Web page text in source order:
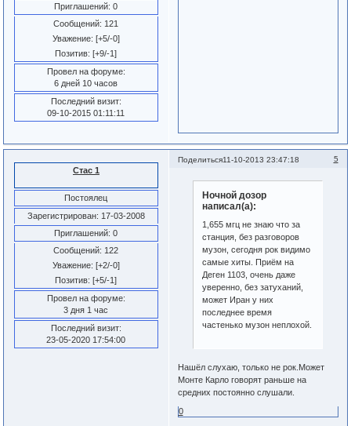
Приглашений: 0
Сообщений: 121
Уважение: [+5/-0]
Позитив: [+9/-1]
Провел на форуме:
6 дней 10 часов
Последний визит:
09-10-2015 01:11:11
Поделиться 5
11-10-2013 23:47:18
Стас 1
Постоялец
Зарегистрирован: 17-03-2008
Приглашений: 0
Сообщений: 122
Уважение: [+2/-0]
Позитив: [+5/-1]
Провел на форуме:
3 дня 1 час
Последний визит:
23-05-2020 17:54:00
Ночной дозор
написал(а):
1,655 мгц не знаю что за
станция, без разговоров
музон, сегодня рок видимо
самые хиты. Приём на
Деген 1103, очень даже
уверенно, без затуханий,
может Иран у них
последнее время
частенько музон неплохой.
Нашёл слухаю, только не рок.Может
Монте Карло говорят раньше на
средних постоянно слушали.
0